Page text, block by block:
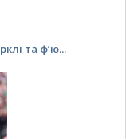
та ф’ю...